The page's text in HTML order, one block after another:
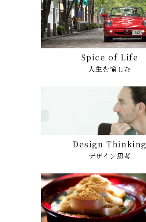
Spice of Life
人生を愉しむ
Design Thinking
デザイン思考